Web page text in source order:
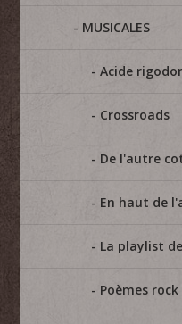
MUSICALES
Acide
Crossroads
De l'autre
En haut de
La playlist
Poèmes rock